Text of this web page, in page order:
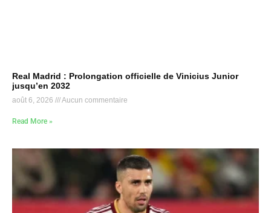
Real Madrid : Prolongation officielle de Vinicius Junior
jusqu’en 2032
août 6, 2026 Aucun commentaire
Read More »